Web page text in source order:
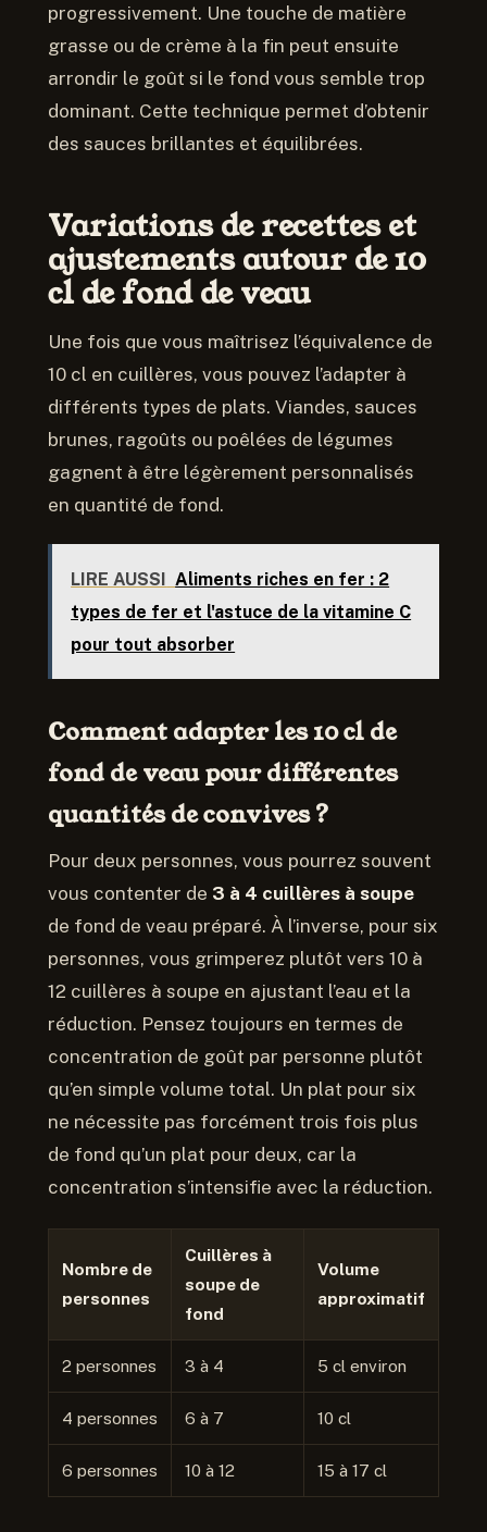
progressivement. Une touche de matière
grasse ou de crème à la fin peut ensuite
arrondir le goût si le fond vous semble trop
dominant. Cette technique permet d’obtenir
des sauces brillantes et équilibrées.
Variations de recettes et
ajustements autour de 10
cl de fond de veau
Une fois que vous maîtrisez l’équivalence de
10 cl en cuillères, vous pouvez l’adapter à
différents types de plats. Viandes, sauces
brunes, ragoûts ou poêlées de légumes
gagnent à être légèrement personnalisés
en quantité de fond.
LIRE AUSSI Aliments riches en fer : 2
types de fer et l'astuce de la vitamine C
pour tout absorber
Comment adapter les 10 cl de
fond de veau pour différentes
quantités de convives ?
Pour deux personnes, vous pourrez souvent
vous contenter de 3 à 4 cuillères à soupe
de fond de veau préparé. À l’inverse, pour six
personnes, vous grimperez plutôt vers 10 à
12 cuillères à soupe en ajustant l’eau et la
réduction. Pensez toujours en termes de
concentration de goût par personne plutôt
qu’en simple volume total. Un plat pour six
ne nécessite pas forcément trois fois plus
de fond qu’un plat pour deux, car la
concentration s’intensifie avec la réduction.
Nombre de
personnes
Cuillères à
soupe de
fond
Volume
approximatif
2 personnes 3 à 4 5 cl environ
4 personnes 6 à 7 10 cl
6 personnes 10 à 12 15 à 17 cl